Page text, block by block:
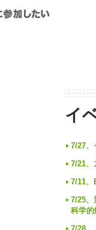
イ
7/27、
7/21、
7/11、
7/25、
科学的